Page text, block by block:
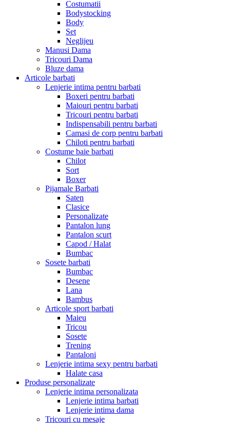
Costumatii
Bodystocking
Body
Set
Neglijeu
Manusi Dama
Tricouri Dama
Bluze dama
Articole barbati
Lenjerie intima pentru barbati
Boxeri pentru barbati
Maiouri pentru barbati
Tricouri pentru barbati
Indispensabili pentru barbati
Camasi de corp pentru barbati
Chiloti pentru barbati
Costume baie barbati
Chilot
Sort
Boxer
Pijamale Barbati
Saten
Clasice
Personalizate
Pantalon lung
Pantalon scurt
Capod / Halat
Bumbac
Sosete barbati
Bumbac
Desene
Lana
Bambus
Articole sport barbati
Maieu
Tricou
Sosete
Trening
Pantaloni
Lenjerie intima sexy pentru barbati
Halate casa
Produse personalizate
Lenjerie intima personalizata
Lenjerie intima barbati
Lenjerie intima dama
Tricouri cu mesaje